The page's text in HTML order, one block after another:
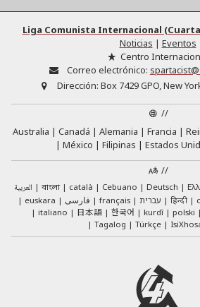
Liga Comunista Internacional
Noticias | Eventos
Centro
Correo electrónico:
Dirección: Box 7429 GPO, New
//
Australia
Canadá Alemania Francia
México
Filipinas Estados
//
العربية বাংলা català Cebuano Deutsch
euskara
فارسی français עברית हिन्दी
italiano
日本語 한국어 kurdî polski
Tagalog
Türkçe